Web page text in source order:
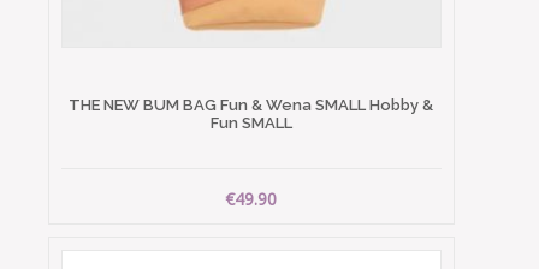
THE NEW BUM BAG Fun & Wena SMALL Hobby &
Fun SMALL
€49.90